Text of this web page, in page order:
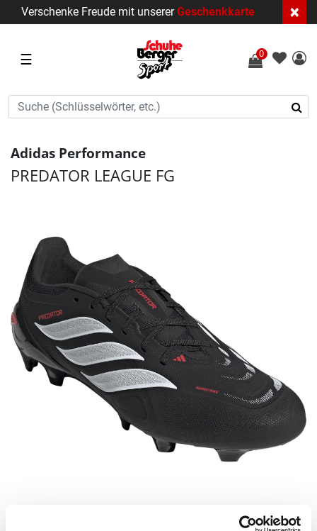
Verschenke Freude mit unsererGeschenkkarte ×
☰ 0
Adidas Performance
PREDATOR LEAGUE FG